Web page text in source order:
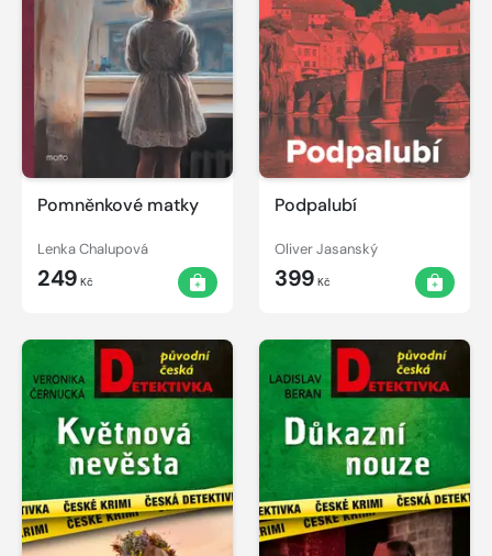
Pomněnkové matky
Lenka Chalupová
249 Kč
Podpalubí
Oliver Jasanský
399 Kč